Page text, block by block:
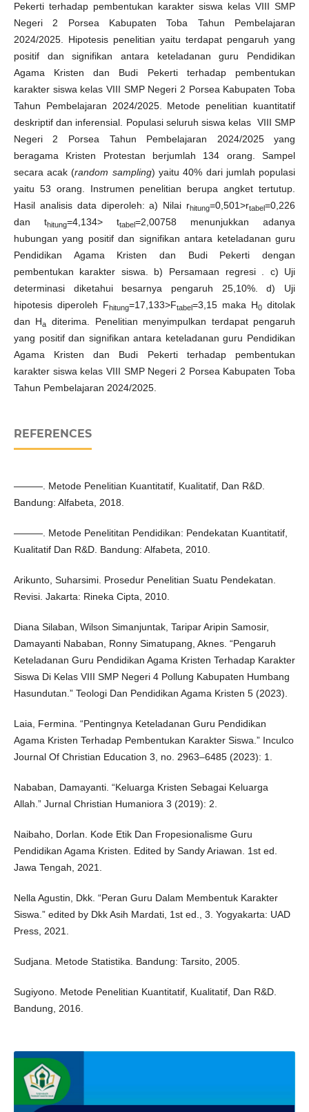
Pekerti terhadap pembentukan karakter siswa kelas VIII SMP
Negeri 2 Porsea Kabupaten Toba Tahun Pembelajaran
2024/2025. Hipotesis penelitian yaitu terdapat pengaruh yang
positif dan signifikan antara keteladanan guru Pendidikan
Agama Kristen dan Budi Pekerti terhadap pembentukan
karakter siswa kelas VIII SMP Negeri 2 Porsea Kabupaten Toba
Tahun Pembelajaran 2024/2025. Metode penelitian kuantitatif
deskriptif dan inferensial. Populasi seluruh siswa kelas VIII SMP
Negeri 2 Porsea Tahun Pembelajaran 2024/2025 yang
beragama Kristen Protestan berjumlah 134 orang. Sampel
secara acak (random sampling) yaitu 40% dari jumlah populasi
yaitu 53 orang. Instrumen penelitian berupa angket tertutup.
Hasil analisis data diperoleh: a) Nilai rhitung=0,501>rtabel=0,226
dan thitung=4,134> ttabel=2,00758 menunjukkan adanya
hubungan yang positif dan signifikan antara keteladanan guru
Pendidikan Agama Kristen dan Budi Pekerti dengan
pembentukan karakter siswa. b) Persamaan regresi . c) Uji
determinasi diketahui besarnya pengaruh 25,10%. d) Uji
hipotesis diperoleh Fhitung=17,133>Ftabel=3,15 maka H0 ditolak
dan Ha
diterima. Penelitian menyimpulkan terdapat pengaruh
yang positif dan signifikan antara keteladanan guru Pendidikan
Agama Kristen dan Budi Pekerti terhadap pembentukan
karakter siswa kelas VIII SMP Negeri 2 Porsea Kabupaten Toba
Tahun Pembelajaran 2024/2025.
REFERENCES
———. Metode Penelitian Kuantitatif, Kualitatif, Dan R&D.
Bandung: Alfabeta, 2018.
———. Metode Penelititan Pendidikan: Pendekatan Kuantitatif,
Kualitatif Dan R&D. Bandung: Alfabeta, 2010.
Arikunto, Suharsimi. Prosedur Penelitian Suatu Pendekatan.
Revisi. Jakarta: Rineka Cipta, 2010.
Diana Silaban, Wilson Simanjuntak, Taripar Aripin Samosir,
Damayanti Nababan, Ronny Simatupang, Aknes. “Pengaruh
Keteladanan Guru Pendidikan Agama Kristen Terhadap Karakter
Siswa Di Kelas VIII SMP Negeri 4 Pollung Kabupaten Humbang
Hasundutan.” Teologi Dan Pendidikan Agama Kristen 5 (2023).
Laia, Fermina. “Pentingnya Keteladanan Guru Pendidikan
Agama Kristen Terhadap Pembentukan Karakter Siswa.” Inculco
Journal Of Christian Education 3, no. 2963–6485 (2023): 1.
Nababan, Damayanti. “Keluarga Kristen Sebagai Keluarga
Allah.” Jurnal Christian Humaniora 3 (2019): 2.
Naibaho, Dorlan. Kode Etik Dan Fropesionalisme Guru
Pendidikan Agama Kristen. Edited by Sandy Ariawan. 1st ed.
Jawa Tengah, 2021.
Nella Agustin, Dkk. “Peran Guru Dalam Membentuk Karakter
Siswa.” edited by Dkk Asih Mardati, 1st ed., 3. Yogyakarta: UAD
Press, 2021.
Sudjana. Metode Statistika. Bandung: Tarsito, 2005.
Sugiyono. Metode Penelitian Kuantitatif, Kualitatif, Dan R&D.
Bandung, 2016.